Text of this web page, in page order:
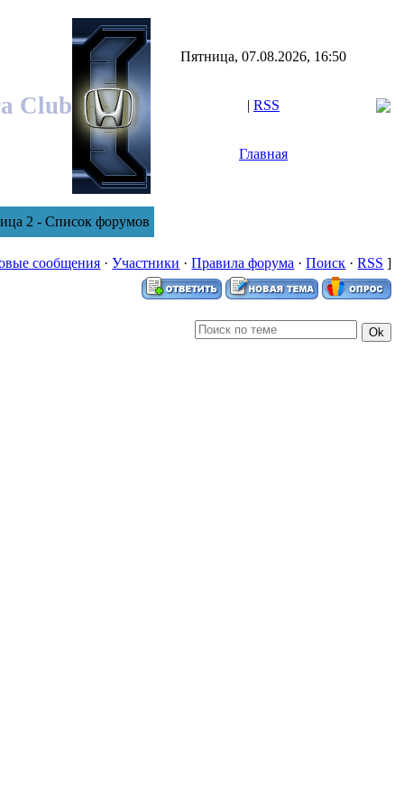
Club
Пятница, 07.08.2026, 16:50
| RSS
Главная
2 - Список форумов
сообщения ·Участники ·Правила форума ·Поиск ·RSS ]